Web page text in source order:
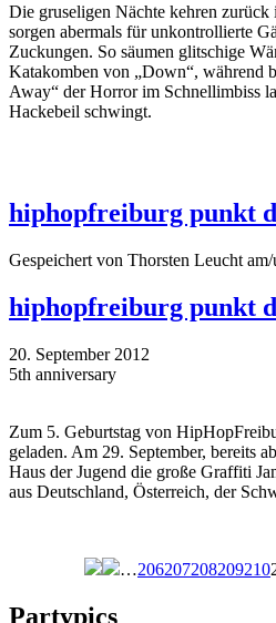
Die gruseligen Nächte kehren zurück
sorgen abermals für unkontrollierte
Zuckungen. So säumen glitschige
Katakomben von „Down“, während
Away“ der Horror im Schnellimbiss
Hackebeil schwingt.
hiphopfreiburg punkt
Gespeichert von Thorsten Leucht
hiphopfreiburg punkt
20. September 2012
5th anniversary
Zum 5. Geburtstag von
geladen. Am 29. September, bereits
Haus der Jugend die große Graffiti
aus Deutschland, Österreich, der
…206207208209210
Partypics